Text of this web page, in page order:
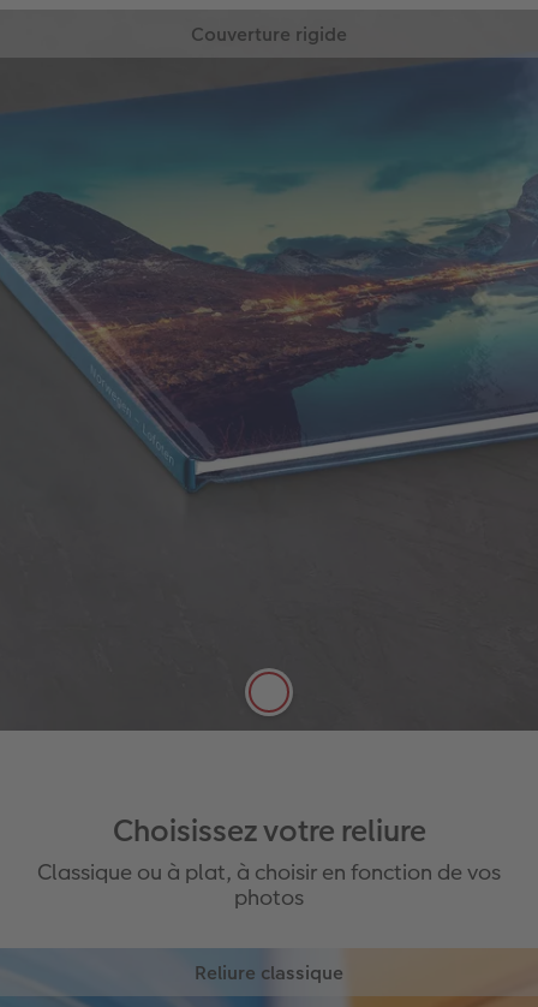
Couverture rigide
Couverture robuste qui protège parfaitement vos
photos contre le temps et les chocs !
Ultra haute résistance
Le recto, le verso et la tranche sont
entièrement personnalisables
Choisissez votre reliure
Classique ou à plat, à choisir en fonction de vos
photos